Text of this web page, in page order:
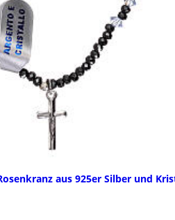
aus 925er Silber und